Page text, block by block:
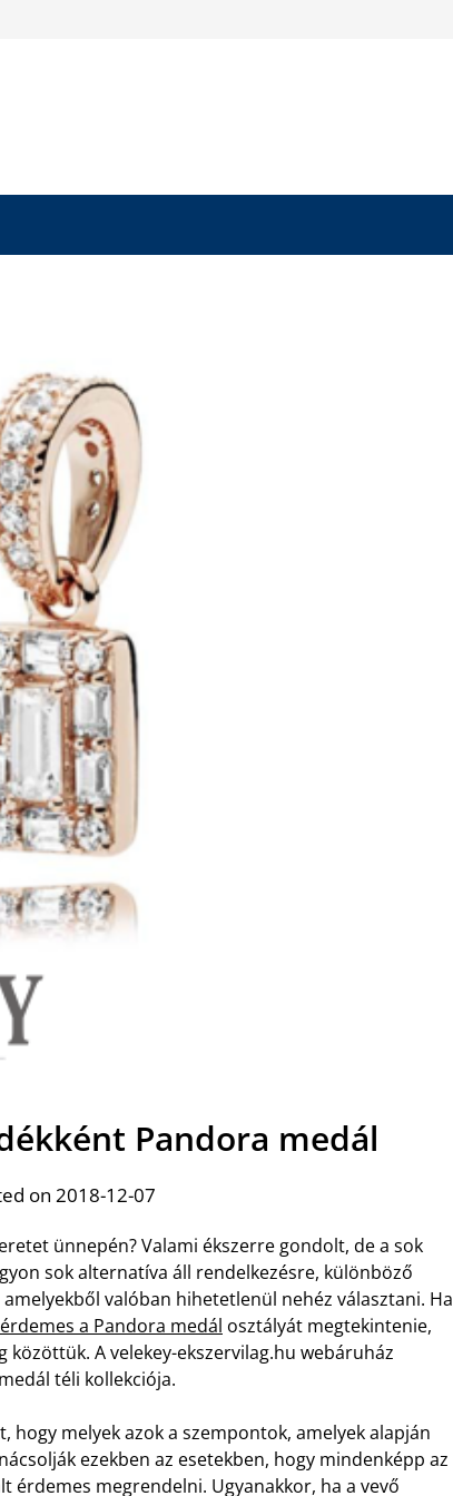
Pandora medál
on 2018-12-07
ünnepén? Valami ékszerre gondolt, de a sok
sok alternatíva áll rendelkezésre, különböző
valóban hihetetlenül nehéz választani. Ha
a Pandora medál osztályát megtekintenie,
A velekey-ekszervilag.hu webáruház
téli kollekciója.
hogy melyek azok a szempontok, amelyek alapján
ezekben az esetekben, hogy mindenképp az
érdemes megrendelni. Ugyanakkor, ha a vevő